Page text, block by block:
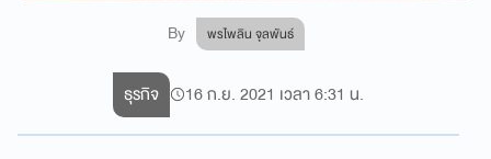
By พรไพลิน จุลพันธ์
ธุรกิจ 16 ก.ย. 2021 เวลา 6:31 น.